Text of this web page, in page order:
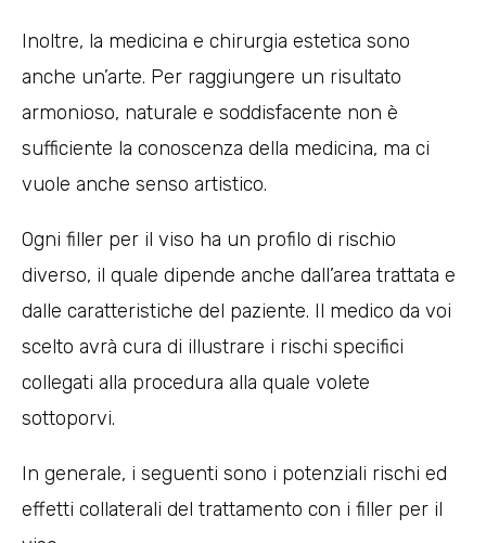
Inoltre, la medicina e chirurgia estetica sono
anche un’arte. Per raggiungere un risultato
armonioso, naturale e soddisfacente non è
sufficiente la conoscenza della medicina, ma ci
vuole anche senso artistico.
Ogni filler per il viso ha un profilo di rischio
diverso, il quale dipende anche dall’area trattata e
dalle caratteristiche del paziente. Il medico da voi
scelto avrà cura di illustrare i rischi specifici
collegati alla procedura alla quale volete
sottoporvi.
In generale, i seguenti sono i potenziali rischi ed
effetti collaterali del trattamento con i filler per il